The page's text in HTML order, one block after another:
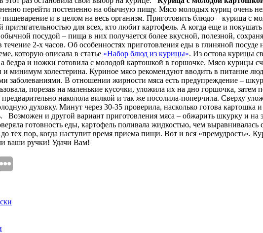
перейти постепенно на обычную пищу. Мясо молодых куриц очень
и в целом на весь организм. Приготовить блюдо – курица с
притягательностью для всех, кто любит картофель. А когда еще и
посудой – пища в них получается более вкусной, полезной,
течение 2-х часов. Об особенностях приготовления еды в глиняной посуде
которую описала в статье «Набор блюд из курицы». Из остова курицы
бедра и ножки готовила с молодой картошкой в горшочке. Мясо курицы
минимум холестерина. Куриное мясо рекомендуют вводить в питание
заболеваниями. В отношении жирности мяса есть предупреждение –
порезав на маленькие кусочки, уложила их на дно горшочка,
наколола вилкой и так же посолила-поперчила. Сверху
духовку. Минут через 30-35 проверила, насколько готова
Возможен и другой вариант приготовления мяса – обжарить шкурку и
готовность еды, картофель поливала жидкостью, чем
тех пор, когда наступит время приема пищи. Вот и вся «премудрость».
ваши ручки! Удачи Вам!